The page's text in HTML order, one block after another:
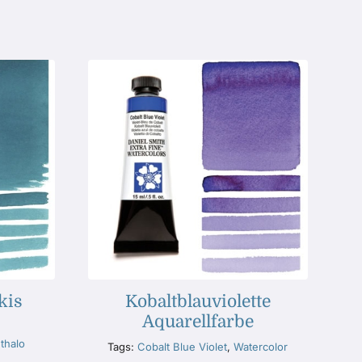
Kobaltblauviolette
Aquarellfarbe
Tags:Cobalt Blue Violet,Watercolor